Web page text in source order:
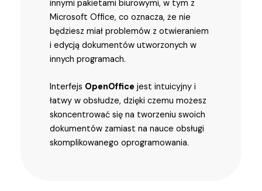
innymi pakietami biurowymi, w tym z
Microsoft Office, co oznacza, że nie
będziesz miał problemów z otwieraniem
i edycją dokumentów utworzonych w
innych programach.
Interfejs OpenOffice jest intuicyjny i
łatwy w obsłudze, dzięki czemu możesz
skoncentrować się na tworzeniu swoich
dokumentów zamiast na nauce obsługi
skomplikowanego oprogramowania.